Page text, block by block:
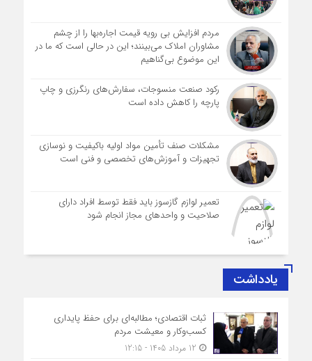
مردم افزایش بی رویه قیمت اجاره‌بها را از چشم
مشاوران املاک می‌بینند؛ این در حالی است که ما در
این موضوع بی‌گناهیم
رکود صنعت منسوجات، سفارش‌های رنگرزی و چاپ
پارچه را کاهش داده است
مشکلات صنف تأمین مواد اولیه باکیفیت و نوسازی
تجهیزات و آموزش‌های تخصصی و فنی است
تعمیر لوازم گازسوز باید فقط توسط افراد دارای
صلاحیت و واحدهای مجاز انجام شود
یادداشت
ثبات اقتصادی؛ مطالبه‌ای برای حفظ پایداری
کسب‌وکار و معیشت مردم